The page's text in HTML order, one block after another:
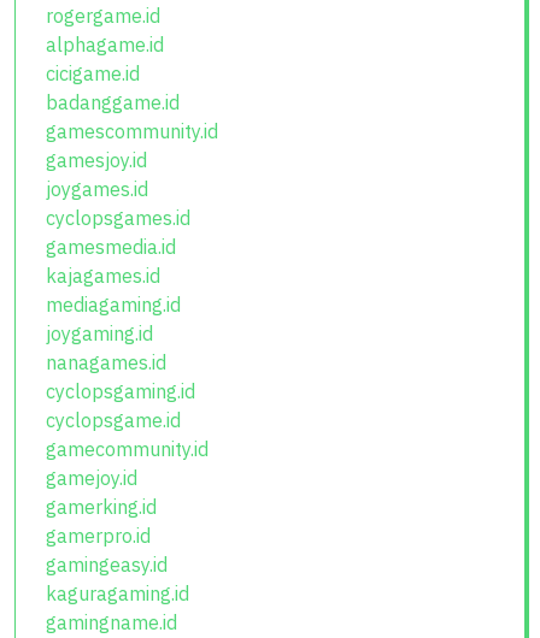
rogergame.id
alphagame.id
cicigame.id
badanggame.id
gamescommunity.id
gamesjoy.id
joygames.id
cyclopsgames.id
gamesmedia.id
kajagames.id
mediagaming.id
joygaming.id
nanagames.id
cyclopsgaming.id
cyclopsgame.id
gamecommunity.id
gamejoy.id
gamerking.id
gamerpro.id
gamingeasy.id
kaguragaming.id
gamingname.id